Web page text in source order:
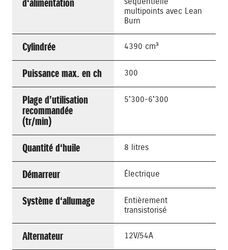
d‘alimentation
multipoints avec Lean
Burn
Cylindrée 4390 cm³
Puissance max. en ch 300
Plage d’utilisation
recommandée
(tr/min)
5'300-6'300
Quantité d‘huile 8 litres
Démarreur Électrique
Système d‘allumage
Entièrement
transistorisé
Alternateur 12V/54A